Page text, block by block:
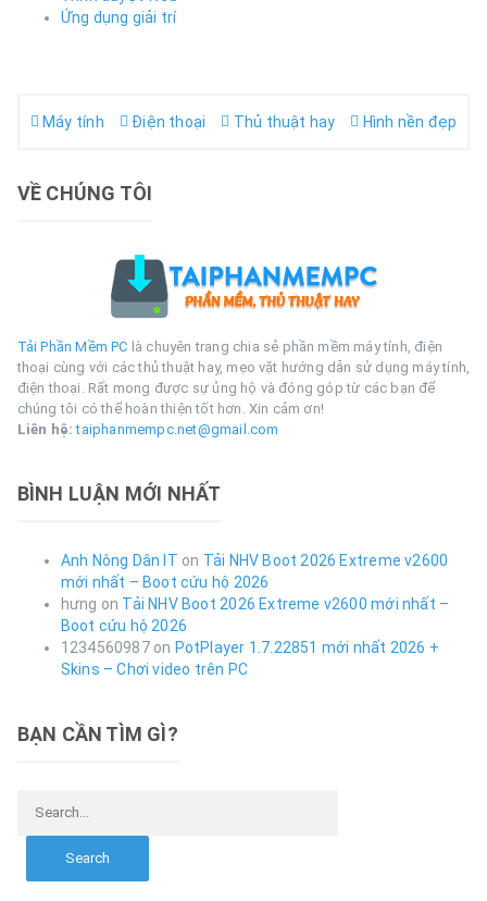
Ứng dụng giải trí
Máy tính Điện thoại Thủ thuật hay Hình nền đẹp
VỀ CHÚNG TÔI
Tải Phần Mềm PC là chuyên trang chia sẻ phần mềm máy tính, điện
thoại cùng với các thủ thuật hay, mẹo vặt hướng dẫn sử dụng máy tính,
điện thoại. Rất mong được sự ủng hộ và đóng góp từ các bạn để
chúng tôi có thể hoàn thiện tốt hơn. Xin cảm ơn!
Liên hệ: taiphanmempc.net@gmail.com
BÌNH LUẬN MỚI NHẤT
Anh Nông Dân IT on Tải NHV Boot 2026 Extreme v2600
mới nhất – Boot cứu hộ 2026
hưng on Tải NHV Boot 2026 Extreme v2600 mới nhất –
Boot cứu hộ 2026
1234560987on PotPlayer 1.7.22851 mới nhất 2026 +
Skins – Chơi video trên PC
BẠN CẦN TÌM GÌ?